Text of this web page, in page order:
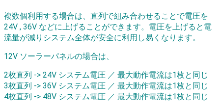
複数個利用する場合は、直列で組み合わせることで電圧を
24V , 36V などに上げることができます。電圧を上げると電
流量が減りシステム全体が安全に利用し易くなります。
12V ソーラーパネルの場合は、
2枚直列 -> 24V システム電圧 ／ 最大動作電流は1枚と同じ
3枚直列 -> 36V システム電圧 ／ 最大動作電流は1枚と同じ
4枚直列 -> 48V システム電圧 ／ 最大動作電流は1枚と同じ